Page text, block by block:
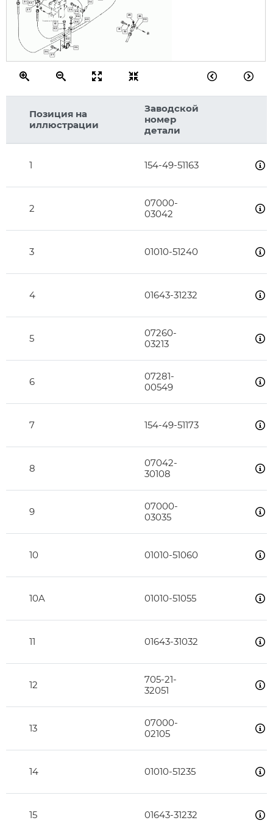
24
25
26
27
28
29
30
31
31
32
32
35
36
37
60
61
62
63
64
65
Позиция на
иллюстрации
Заводской
номер
детали
1 154-49-51163
2
07000-
03042
3 01010-51240
4 01643-31232
5
07260-
03213
6
07281-
00549
7 154-49-51173
8
07042-
30108
9
07000-
03035
10 01010-51060
10A 01010-51055
11 01643-31032
12
705-21-
32051
13
07000-
02105
14 01010-51235
15 01643-31232